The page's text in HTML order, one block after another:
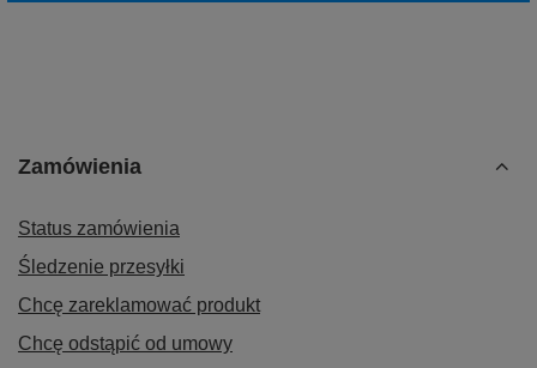
Zamówienia
Status zamówienia
Śledzenie przesyłki
Chcę zareklamować produkt
Chcę odstąpić od umowy